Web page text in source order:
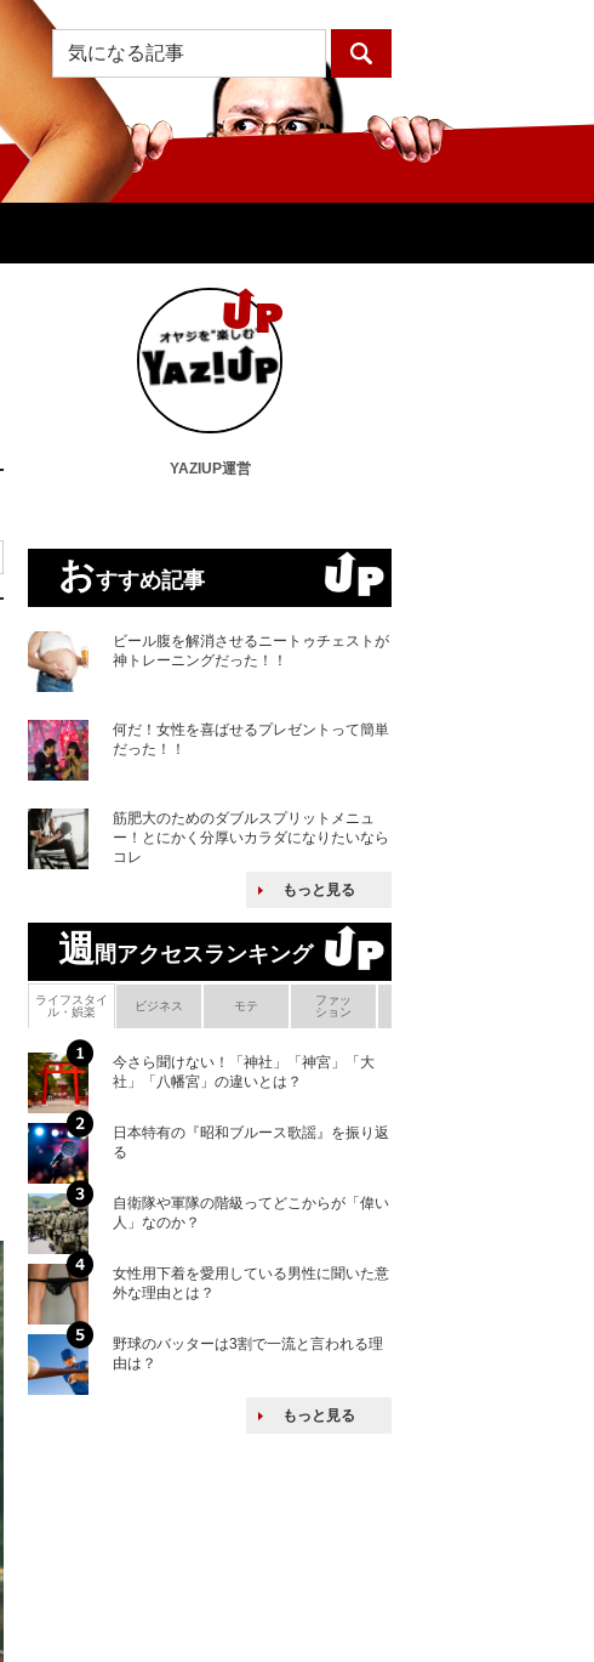
YAZIUP運営
おすすめ記事
ビール腹を解消させるニートゥチェストが
神トレーニングだった！！
何だ！女性を喜ばせるプレゼントって簡単
だった！！
筋肥大のためのダブルスプリットメニュ
ー！とにかく分厚いカラダになりたいなら
コレ
もっと見る
週間アクセスランキング
ライフスタイ
ル・娯楽
ビジネス モテ
ファッ
ション
今さら聞けない！「神社」「神宮」「大
社」「八幡宮」の違いとは？
日本特有の『昭和ブルース歌謡』を振り返
る
自衛隊や軍隊の階級ってどこからが「偉い
人」なのか？
女性用下着を愛用している男性に聞いた意
外な理由とは？
野球のバッターは3割で一流と言われる理
由は？
もっと見る